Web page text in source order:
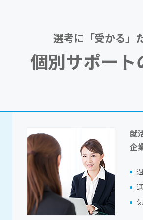
選考に「受かる」
個別サポート
就
企